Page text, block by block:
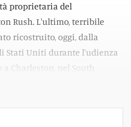
proprietaria del
Rush. L'ultimo, terribile
ricostruito, oggi, dalla
Stati Uniti durante l'udienza
Charleston, nel South